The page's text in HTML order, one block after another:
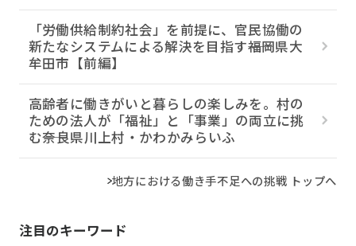
「労働供給制約社会」を前提に、官民協働の
新たなシステムによる解決を目指す――福岡県大
牟田市【前編】
高齢者に働きがいと暮らしの楽しみを。村の
ための法人が「福祉」と「事業」の両立に挑
む――奈良県川上村・かわかみらいふ
地方における働き手不足への挑戦 トップへ
注目のキーワード